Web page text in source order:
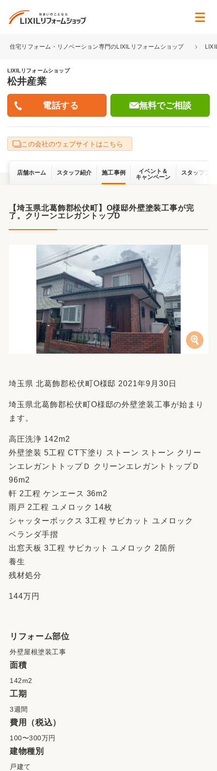
住宅リフォーム・リノベーション専門のLIXILリフォームショップ
LIXILリフォームショップ
松井産業
無料でご相談
この会社のウェブサイトはこちら
店舗ホーム スタッフ紹介 施工事例
イベント＆
キャンペーン
スタッフブ
【埼玉県北葛飾郡松伏町】O様邸外壁塗装工事が完
了。クリーンエレガントップD
埼玉県 北葛飾郡松伏町O様邸 2021年9月30日
埼玉県北葛飾郡松伏町O様邸の外壁塗装工事が始まり
ます。
高圧洗浄 142m2
外壁塗装 5工程 CT下塗り ストーン ストーン クリー
ンエレガントトップＤ クリーンエレガントトップＤ
96m2
軒 2工程 ケンエース 36m2
雨戸 2工程 ユメロック 14枚
シャッターボックス 3工程 サビカット ユメロック
ベランダ手摺
出窓天板 3工程 サビカット ユメロック 2箇所
養生
残材処分
144万円
リフォーム部位
外壁屋根塗装工事
面積
142m2
工期
3週間
費用（税込）
100〜300万円
建物種別
戸建て